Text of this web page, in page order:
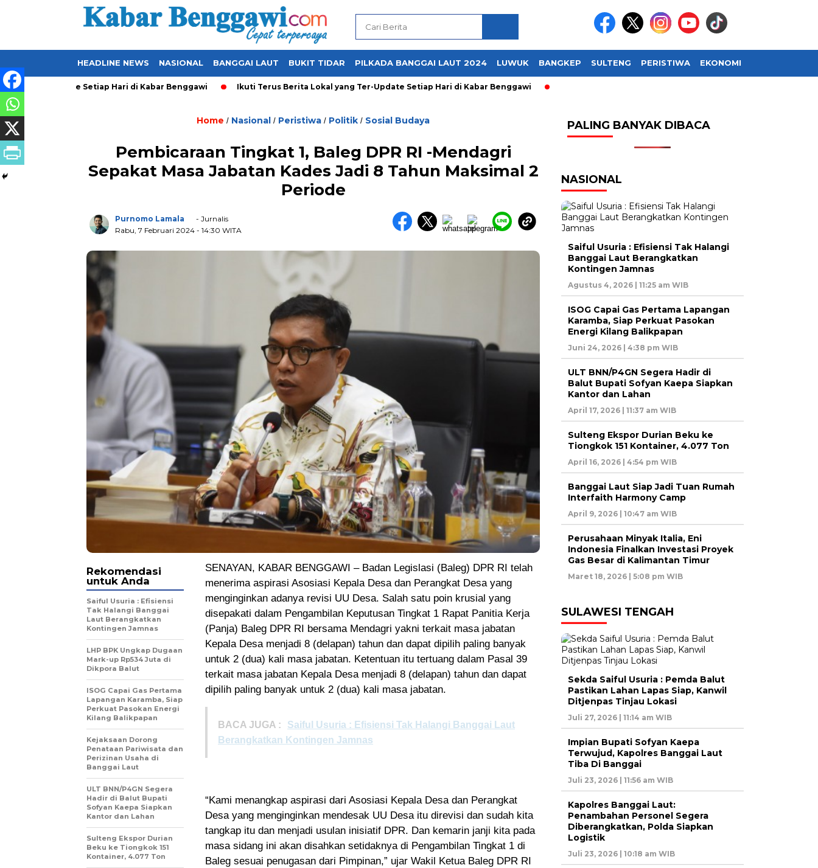
HEADLINE NEWS NASIONAL BANGGAI LAUT BUKIT TIDAR PILKADA BANGGAI LAUT 2024 LUWUK BANGKEP SULTENG PERISTIWA EKONOMI
Ter-Update Setiap Hari di Kabar Benggawi Ikuti Terus Berita Lokal yang Ter-Update Setiap Hari di Kabar Benggawi
Home / Nasional / Peristiwa / Politik / Sosial Budaya
Pembicaraan Tingkat 1, Baleg DPR RI -Mendagri
Sepakat Masa Jabatan Kades Jadi 8 Tahun Maksimal 2
Periode
Purnomo Lamala
- Jurnalis
Rabu, 7 Februari 2024 - 14:30 WITA
SENAYAN, KABAR BENGGAWI – Badan Legislasi (Baleg) DPR RI telah
menerima aspirasi Asosiasi Kepala Desa dan Perangkat Desa yang
menginginkan adanya revisi UU Desa. Salah satu poin krusial yang
disepakati dalam Pengambilan Keputusan Tingkat 1 Rapat Panitia Kerja
(Panja) Baleg DPR RI bersama Mendagri yakni terkait masa jabatan
Kepala Desa menjadi 8 (delapan) tahun dan dapat dipilih paling banyak
untuk 2 (dua) kali masa jabatan. Ketentuan itu tertuang dalam Pasal 39
terkait masa jabatan Kepala Desa menjadi 8 (delapan) tahun dan dapat
dipilih paling banyak untuk 2 (dua) kali masa jabatan.
BACA JUGA :
Saiful Usuria : Efisiensi Tak Halangi Banggai Laut
Berangkatkan Kontingen Jamnas
“Kami menangkap aspirasi dari Asosiasi Kepala Desa dan Perangkat
Desa yang menginginkan mendesak UU Desa itu direvisi dan sudah kita
tangkap itu dan menjadi usulan inisiatif DPR. Dan kemarin janji kita pada
masa sidang ini akan disahkan setidaknya di Pengambilan Tingkat 1 di
Baleg sesuai penugasan dari Pimpinan,” ujar Wakil Ketua Baleg DPR RI
Rekomendasi
untuk Anda
Saiful Usuria : Efisiensi
Tak Halangi Banggai
Laut Berangkatkan
Kontingen Jamnas
LHP BPK Ungkap Dugaan
Mark-up Rp534 Juta di
Dikpora Balut
ISOG Capai Gas Pertama
Lapangan Karamba, Siap
Perkuat Pasokan Energi
Kilang Balikpapan
Kejaksaan Dorong
Penataan Pariwisata dan
Perizinan Usaha di
Banggai Laut
ULT BNN/P4GN Segera
Hadir di Balut Bupati
Sofyan Kaepa Siapkan
Kantor dan Lahan
Sulteng Ekspor Durian
Beku ke Tiongkok 151
Kontainer, 4.077 Ton
PALING BANYAK DIBACA
NASIONAL
Saiful Usuria : Efisiensi Tak Halangi
Banggai Laut Berangkatkan
Kontingen Jamnas
Agustus 4, 2026 | 11:25 am WIB
ISOG Capai Gas Pertama Lapangan
Karamba, Siap Perkuat Pasokan
Energi Kilang Balikpapan
Juni 24, 2026 | 4:38 pm WIB
ULT BNN/P4GN Segera Hadir di
Balut Bupati Sofyan Kaepa Siapkan
Kantor dan Lahan
April 17, 2026 | 11:37 am WIB
Sulteng Ekspor Durian Beku ke
Tiongkok 151 Kontainer, 4.077 Ton
April 16, 2026 | 4:54 pm WIB
Banggai Laut Siap Jadi Tuan Rumah
Interfaith Harmony Camp
April 9, 2026 | 10:47 am WIB
Perusahaan Minyak Italia, Eni
Indonesia Finalkan Investasi Proyek
Gas Besar di Kalimantan Timur
Maret 18, 2026 | 5:08 pm WIB
SULAWESI TENGAH
Sekda Saiful Usuria : Pemda Balut
Pastikan Lahan Lapas Siap, Kanwil
Ditjenpas Tinjau Lokasi
Juli 27, 2026 | 11:14 am WIB
Impian Bupati Sofyan Kaepa
Terwujud, Kapolres Banggai Laut
Tiba Di Banggai
Juli 23, 2026 | 11:56 am WIB
Kapolres Banggai Laut:
Penambahan Personel Segera
Diberangkatkan, Polda Siapkan
Logistik
Juli 23, 2026 | 10:18 am WIB